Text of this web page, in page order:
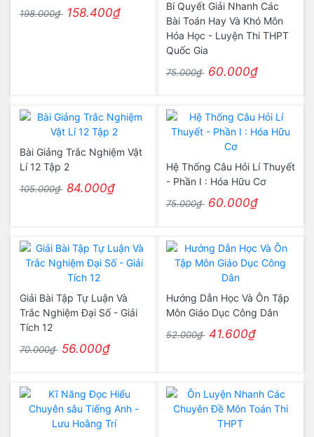
198.000₫ 158.400₫
Bí Quyết Giải Nhanh Các
Bài Toán Hay Và Khó Môn
Hóa Học - Luyện Thi THPT
Quốc Gia
75.000₫ 60.000₫
Bài Giảng Trắc Nghiệm Vật
Lí 12 Tập 2
105.000₫ 84.000₫
Hệ Thống Câu Hỏi Lí Thuyết
- Phần I : Hóa Hữu Cơ
75.000₫ 60.000₫
Giải Bài Tập Tự Luận Và
Trắc Nghiệm Đại Số - Giải
Tích 12
70.000₫ 56.000₫
Hướng Dẫn Học Và Ôn Tập
Môn Giáo Dục Công Dân
52.000₫ 41.600₫